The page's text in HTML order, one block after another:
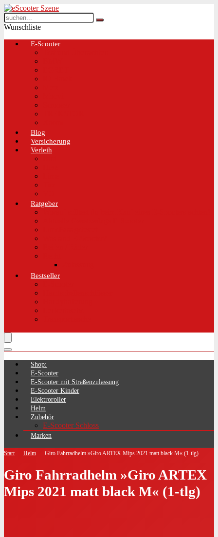
Wunschliste
E-Scooter
Blog
Versicherung
Verleih
Ratgeber
Bestseller
Shop:
E-Scooter
E-Scooter mit Straßenzulassung
E-Scooter Kinder
Elektroroller
Helm
Zubehör
E-Scooter Schloss
Marken
Start Helm Giro Fahrradhelm »Giro ARTEX Mips 2021 matt black M« (1-tlg)
Giro Fahrradhelm »Giro ARTEX
Mips 2021 matt black M« (1-tlg)